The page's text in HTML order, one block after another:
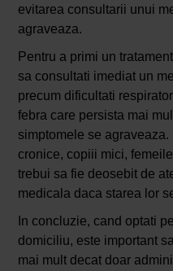
evitarea consultarii unui
agraveaza.
Pentru a primi un
sa consultati imediat un
precum dificultati
febra care persista mai
simptomele se
cronice, copiii mici,
trebui sa fie deosebit de
medicala daca starea lor
In concluzie, cand optati
domiciliu, este important
mai mult decat doar